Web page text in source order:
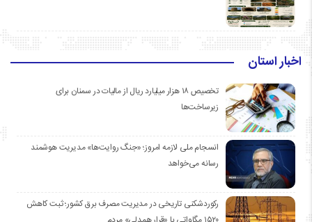
اخبار استان
تخصیص ۱۸ هزار میلیارد ریال از مالیات در سمنان برای
زیرساخت‌ها
انسجام ملی لازمه امروز؛ «جنگ روایت‌ها» مدیریت هوشمند
رسانه می‌خواهد
رکوردشکنی تاریخی در مدیریت مصرف برق کشور؛ ثبت کاهش